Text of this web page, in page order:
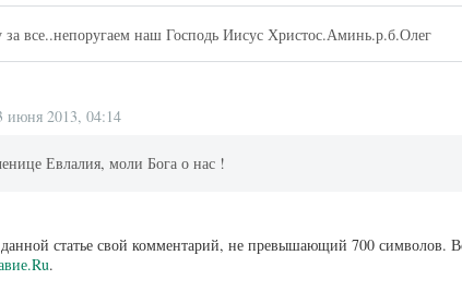
за все..непоругаем наш Господь Иисус Христос.Аминь.р.б.Олег
июня 2013, 04:14
Евлалия, моли Бога о нас !
статье свой комментарий, не превышающий 700 символов.
.